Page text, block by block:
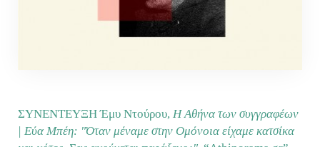
ΣΥΝΕΝΤΕΥΞΗ Έμυ Ντούρου, Η Αθήνα των συγγραφέων
| Εύα Μπέη: "Όταν μέναμε στην Ομόνοια είχαμε κατσίκα